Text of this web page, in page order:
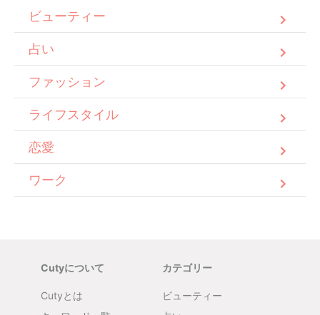
ビューティー
占い
ファッション
ライフスタイル
恋愛
ワーク
Cutyについて
Cutyとは
カテゴリー
ビューティー